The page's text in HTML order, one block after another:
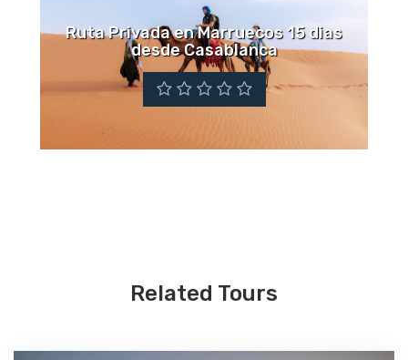
Ruta Privada en Marruecos 15 dias
desde Casablanca
Related Tours